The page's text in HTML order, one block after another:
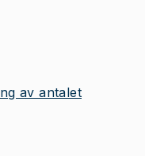
av antalet